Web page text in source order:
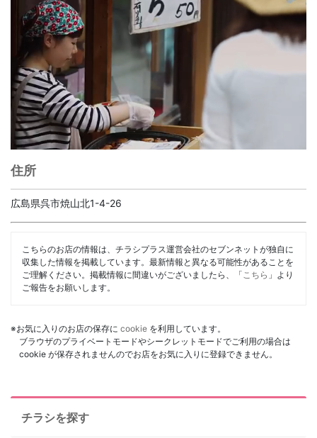
住所
広島県呉市焼山北1-4-26
こちらのお店の情報は、チラシプラス運営会社のセブンネットが独自に
収集した情報を掲載しています。最新情報と異なる可能性があることを
ご理解ください。掲載情報に間違いがございましたら、「 こちら 」より
ご報告をお願いします。
※お気に入りのお店の保存に cookie を利用しています。
ブラウザのプライベートモードやシークレットモードでご利用の場合は
cookie が保存されませんのでお店をお気に入りに登録できません。
チラシを探す